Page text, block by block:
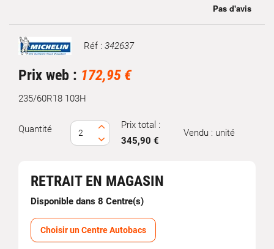
Marque Réf : 342637
Prix web : 172,95 €
235/60R18 103H
Quantité
Prix total :
345,90 €
Vendu : unité
RETRAIT EN MAGASIN
Disponible dans 8 Centre(s)
Choisir un Centre Autobacs